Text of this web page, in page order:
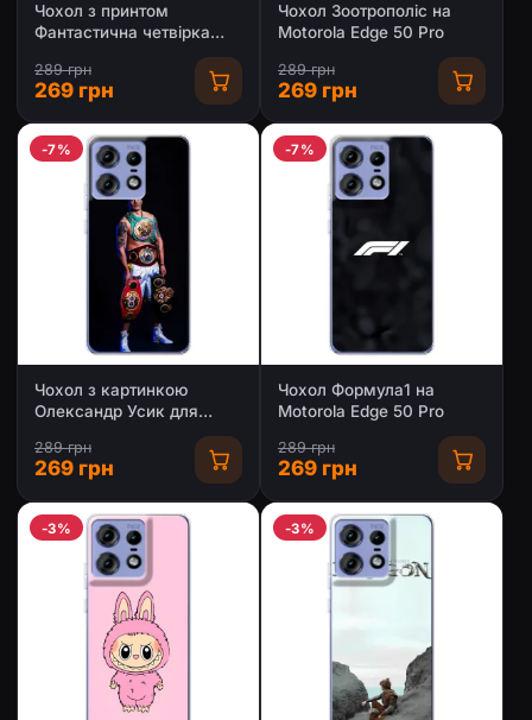
Чохол з принтом
Фантастична четвірка
для Motorola Edge 50 Pro
289 грн
269 грн
Чохол Зоотрополіс на
Motorola Edge 50 Pro
289 грн
269 грн
-7%
Чохол з картинкою
Олександр Усик для
289 грн
269 грн
-7%
Чохол Формула1 на
Motorola Edge 50 Pro
289 грн
269 грн
-3% -3%